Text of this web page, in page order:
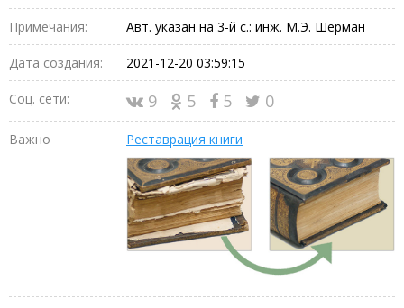
Примечания: Авт. указан на 3-й с.: инж. М.Э. Шерман
Дата создания: 2021-12-20 03:59:15
Соц. сети: 9 5 5 0
Важно Реставрация книги